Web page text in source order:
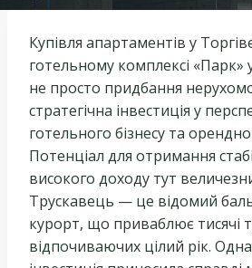
Купівля апартаментів у
готельному комплексі «Парк»
не просто придбання
стратегічна інвестиція у
готельного бізнесу та
Потенціал для отримання
високого доходу тут
Трускавець — це відомий
курорт, що приваблює тисячі
відпочиваючих цілий рік.